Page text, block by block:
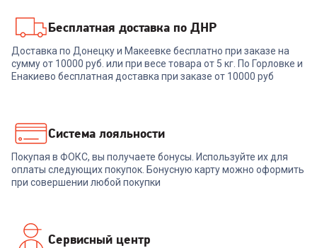
Медиаплеер XIAOMI Xiaomi
Mi TV Stick
4 499₽
В корзину
Бесплатная доставка по ДНР
Доставка по Донецку и Макеевке бесплатно при заказе на
сумму от 10000 руб. или при весе товара от 5 кг. По Горловке и
Енакиево бесплатная доставка при заказе от 10000 руб
Система лояльности
Покупая в ФОКС, вы получаете бонусы. Используйте их для
оплаты следующих покупок. Бонусную карту можно оформить
при совершении любой покупки
Сервисный центр